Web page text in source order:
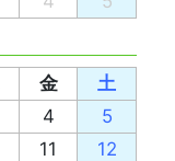
金
土
4
5
11
12